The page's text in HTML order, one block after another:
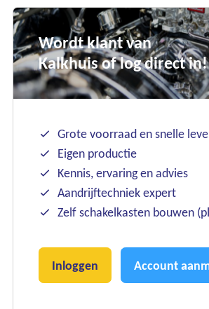
Wordt klant van
Kalkhuis of log direct in!
Grote voorraad en snelle
Eigen productie
Kennis, ervaring en advies
Aandrijftechniek expert
Zelf schakelkasten bouwen
Inloggen Account